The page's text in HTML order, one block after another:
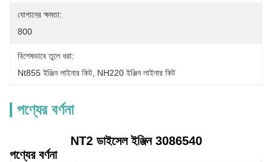
যোগানের ক্ষমতা:
800
বিশেষভাবে তুলে ধরা:
Nt855 ইঞ্জিন লাইনার কিট NH220 ইঞ্জিন লাইনার কিট
পণ্যের বর্ণনা
NT2 ডাইসেল ইঞ্জিন 3086540
পণ্যের বর্ণনা